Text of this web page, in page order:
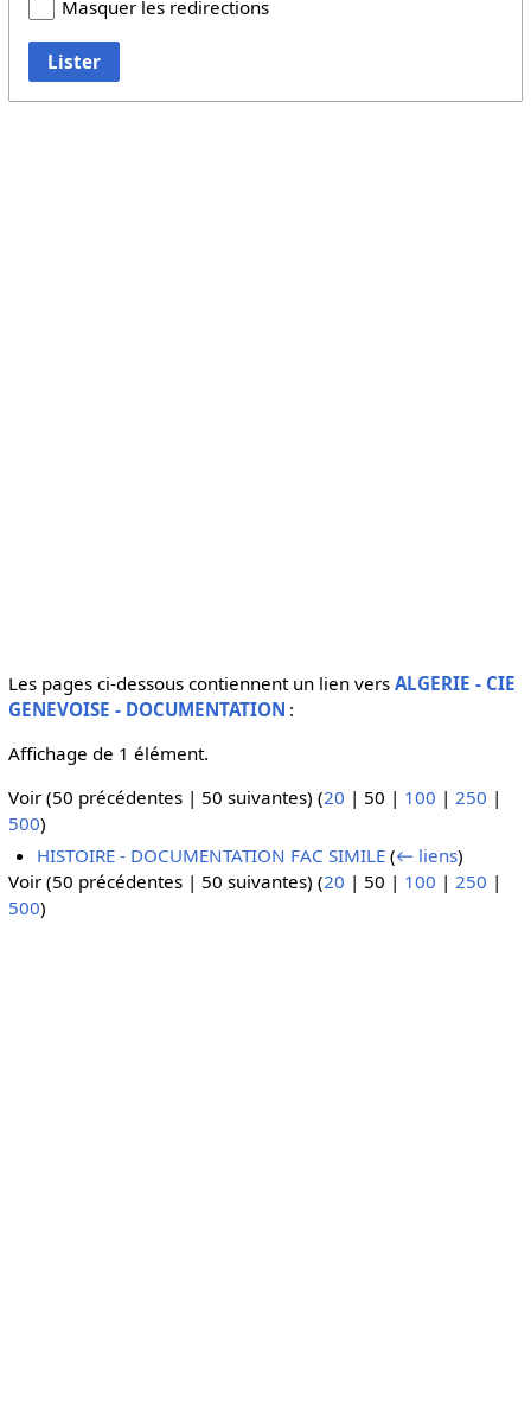
Masquer les redirections
Lister
Les pages ci-dessous contiennent un lien vers ALGERIE - CIE
GENEVOISE - DOCUMENTATION :
Affichage de 1 élément.
Voir (50 précédentes| 50 suivantes) (20 | 50 | 100 | 250 |
500)
HISTOIRE - DOCUMENTATION FAC SIMILE (← liens)
Voir (50 précédentes| 50 suivantes) (20 | 50 | 100 | 250 |
500)